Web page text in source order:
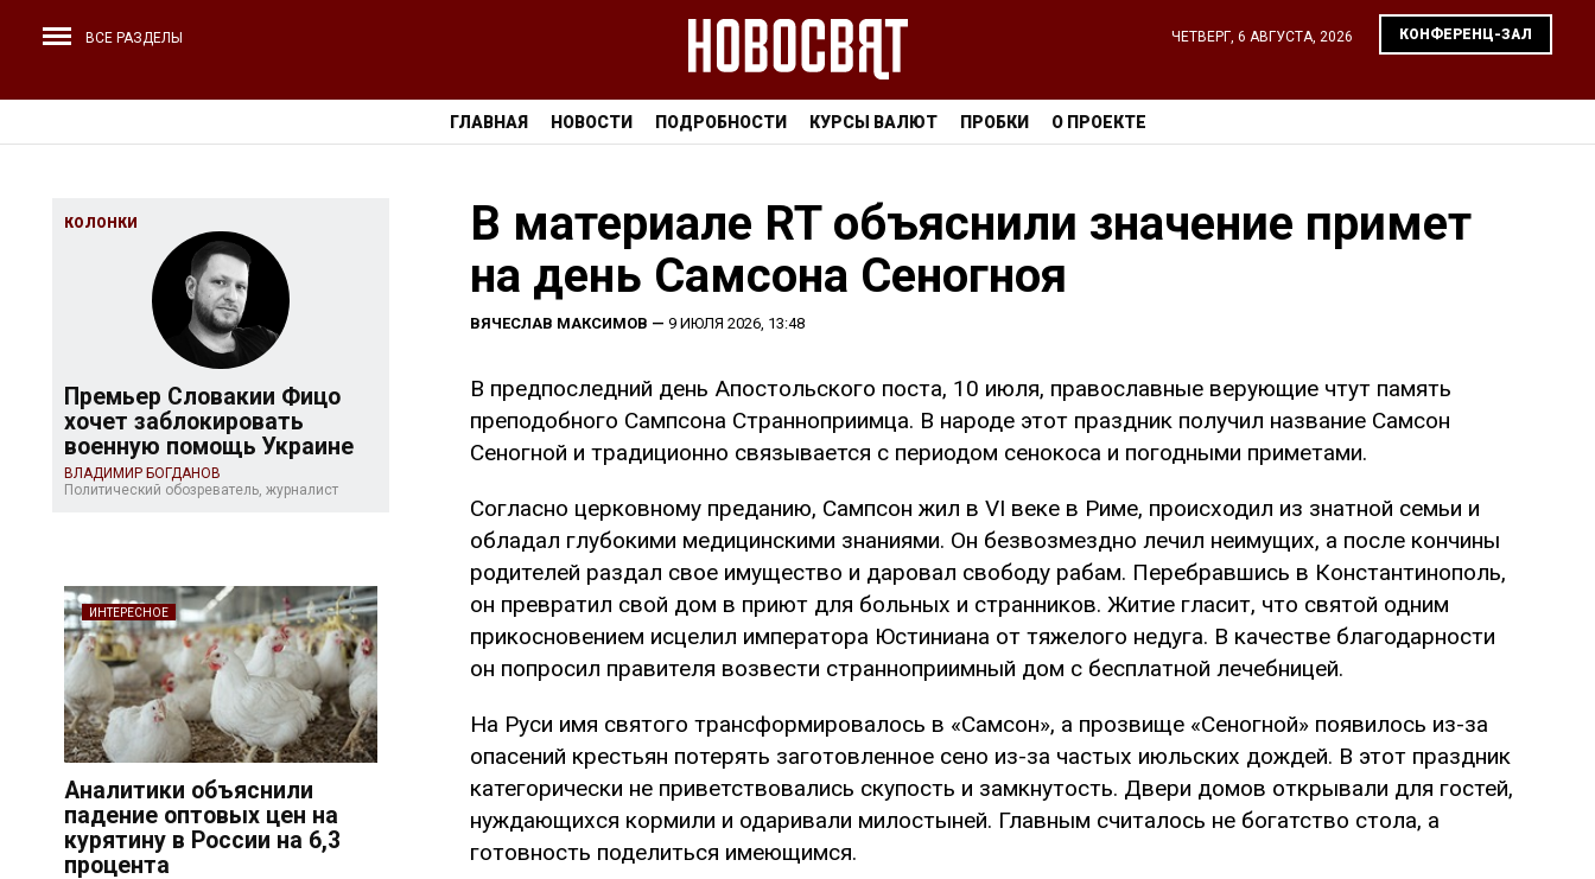
ВСЕ РАЗДЕЛЫ ЧЕТВЕРГ, 6 АВГУСТА, 2026 КОНФЕРЕНЦ-ЗАЛ
ГЛАВНАЯ НОВОСТИ ПОДРОБНОСТИ КУРСЫ ВАЛЮТ ПРОБКИ О ПРОЕКТЕ
КОЛОНКИ
Премьер Словакии Фицо
хочет заблокировать
военную помощь Украине
ВЛАДИМИР БОГДАНОВ
Политический обозреватель, журналист
ИНТЕРЕСНОЕ
Аналитики объяснили
падение оптовых цен на
курятину в России на 6,3
процента
В материале RT объяснили значение примет
на день Самсона Сеногноя
ВЯЧЕСЛАВ МАКСИМОВ — 9 ИЮЛЯ 2026, 13:48
В предпоследний день Апостольского поста, 10 июля, православные верующие чтут память
преподобного Сампсона Странноприимца. В народе этот праздник получил название Самсон
Сеногной и традиционно связывается с периодом сенокоса и погодными приметами.
Согласно церковному преданию, Сампсон жил в VI веке в Риме, происходил из знатной семьи и
обладал глубокими медицинскими знаниями. Он безвозмездно лечил неимущих, а после кончины
родителей раздал свое имущество и даровал свободу рабам. Перебравшись в Константинополь,
он превратил свой дом в приют для больных и странников. Житие гласит, что святой одним
прикосновением исцелил императора Юстиниана от тяжелого недуга. В качестве благодарности
он попросил правителя возвести странноприимный дом с бесплатной лечебницей.
На Руси имя святого трансформировалось в «Самсон», а прозвище «Сеногной» появилось из-за
опасений крестьян потерять заготовленное сено из-за частых июльских дождей. В этот праздник
категорически не приветствовались скупость и замкнутость. Двери домов открывали для гостей,
нуждающихся кормили и одаривали милостыней. Главным считалось не богатство стола, а
готовность поделиться имеющимся.